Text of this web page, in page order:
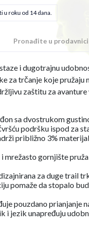
u roku od 14 dana.
Pronađite u prodavnici
i dugotrajnu
za trčanje koje pružaju
zaštitu za avanture
sa dvostrukom
podršku ispod za
približno 3%
mrežasto gornjište
za duge trail
pomaže da stopalo
pouzdano prianjanje
i jezik unapređuju